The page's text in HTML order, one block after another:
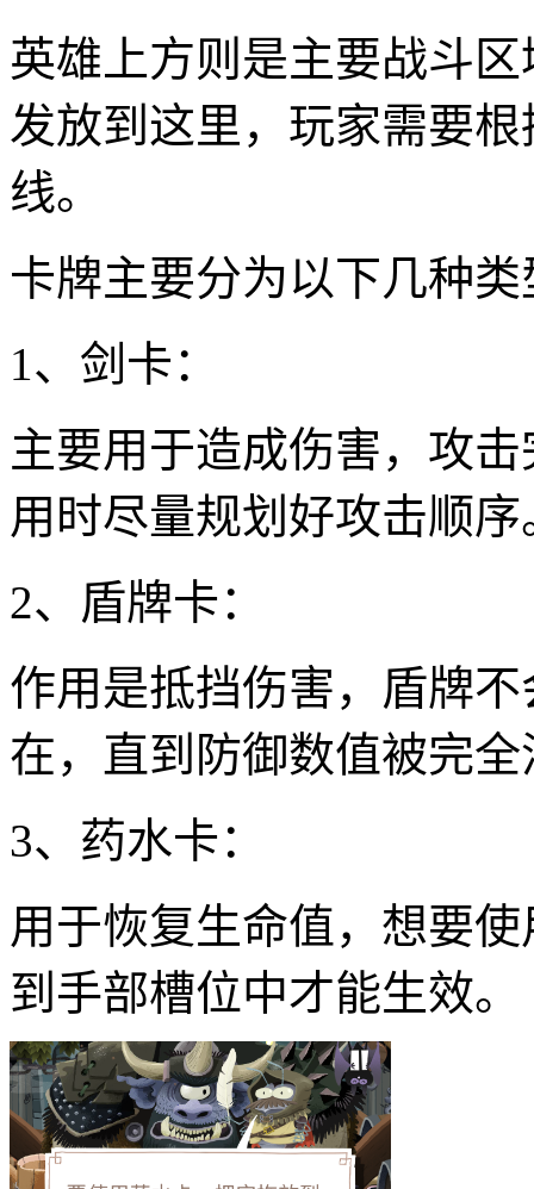
英雄上方则是主要战斗
发放到这里，玩家需要
线。
卡牌主要分为以下几种类
1、剑卡：
主要用于造成伤害，攻
用时尽量规划好攻击顺序
2、盾牌卡：
作用是抵挡伤害，盾牌
在，直到防御数值被完全
3、药水卡：
用于恢复生命值，想要
到手部槽位中才能生效。